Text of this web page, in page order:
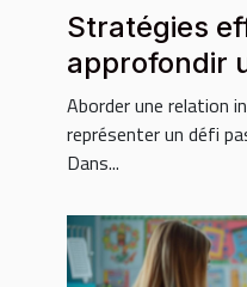
Stratégies
approfondir
avec un
musulman
Aborder une relation
représenter un défi
Dans...